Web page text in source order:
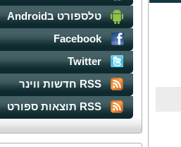
טלספורט בAndroid
Facebook
Twitter
RSS חדשות ווינר
RSS תוצאות ספורט